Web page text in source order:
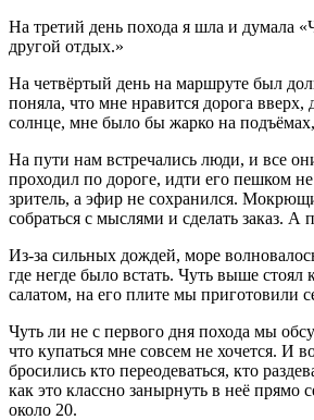
На третий день похода я шла и думала
другой отдых.»
На четвёртый день на маршруте был
поняла, что мне нравится дорога
солнце, мне было бы жарко на
На пути нам встречались люди, и все
проходил по дороге, идти его пешком
зритель, а эфир не сохранился.
собраться с мыслями и сделать заказ.
Из-за сильных дождей, море
где негде было встать. Чуть выше
салатом, на его плите мы приготовили
Чуть ли не с первого дня похода мы
что купаться мне совсем не хочется. И
бросились кто переодеваться, кто
как это классно занырнуть в неё прямо
около 20.